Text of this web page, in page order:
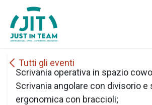
Passa al contenuto
Tutti gli eventi
Scrivania operativa in spazio
Scrivania angolare con divisorio e
ergonomica con braccioli;